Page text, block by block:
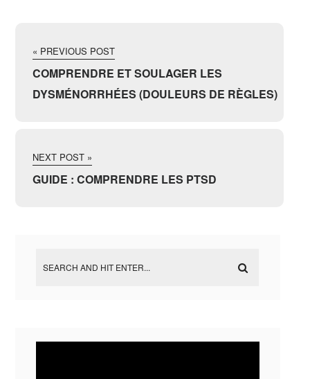
« PREVIOUS POST
COMPRENDRE ET SOULAGER LES
DYSMÉNORRHÉES (DOULEURS DE RÈGLES)
NEXT POST »
GUIDE : COMPRENDRE LES PTSD